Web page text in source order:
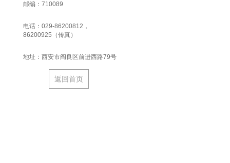
邮编：710089
电话：029-86200812，
86200925（传真）
地址：西安市阎良区前进西路79号
返回首页